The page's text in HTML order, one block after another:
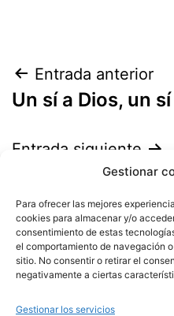
Gestionar
Para ofrecer las mejores
cookies para almacenar y/o
consentimiento de estas
el comportamiento de navegación
sitio. No consentir o retirar el
negativamente a ciertas
Gestionar los servicios
2026
Navegación
de
entradas
Entrada anterior
Un sí a Dios, un
Entrada siguiente
No era su lugar.